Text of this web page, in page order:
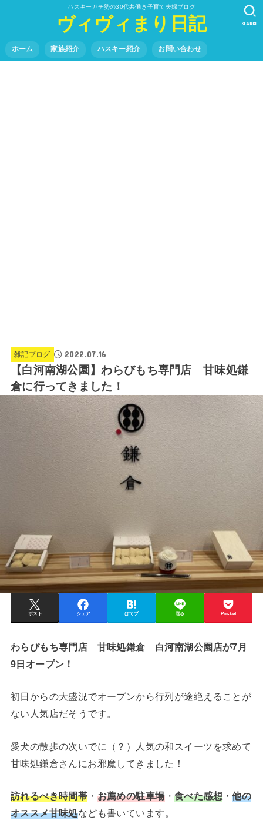
ハスキーガチ勢の30代共働き子育て夫婦ブログ
ヴィヴィまり日記
ホーム 家族紹介 ハスキー紹介 お問い合わせ
SEARCH
雑記ブログ 2022.07.16
【白河南湖公園】わらびもち専門店 甘味処鎌
倉に行ってきました！
ポスト シェア はてブ 送る Pocket
わらびもち専門店 甘味処鎌倉 白河南湖公園店が7月
9日オープン！
初日からの大盛況でオープンから行列が途絶えることが
ない人気店だそうです。
愛犬の散歩の次いでに（？）人気の和スイーツを求めて
甘味処鎌倉さんにお邪魔してきました！
訪れるべき時間帯 ・ お薦めの駐車場・ 食べた感想 ・他の
オススメ甘味処なども書いています。